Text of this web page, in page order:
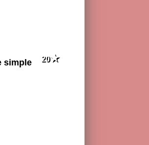
simple 20